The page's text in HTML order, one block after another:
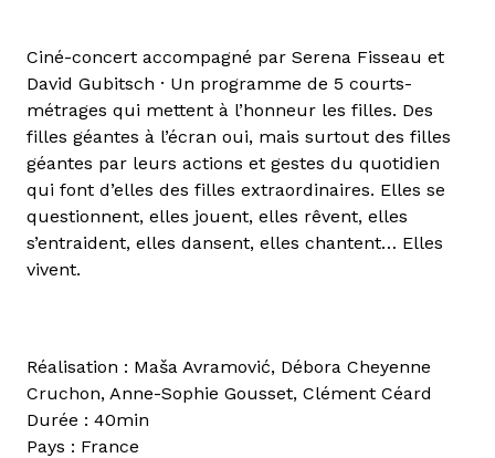
Ciné-concert accompagné par Serena Fisseau et
David Gubitsch · Un programme de 5 courts-
métrages qui mettent à l’honneur les filles. Des
filles géantes à l’écran oui, mais surtout des filles
géantes par leurs actions et gestes du quotidien
qui font d’elles des filles extraordinaires. Elles se
questionnent, elles jouent, elles rêvent, elles
s’entraident, elles dansent, elles chantent… Elles
vivent.
Réalisation : Maša Avramović, Débora Cheyenne
Cruchon, Anne-Sophie Gousset, Clément Céard
Durée : 40min
Pays : France